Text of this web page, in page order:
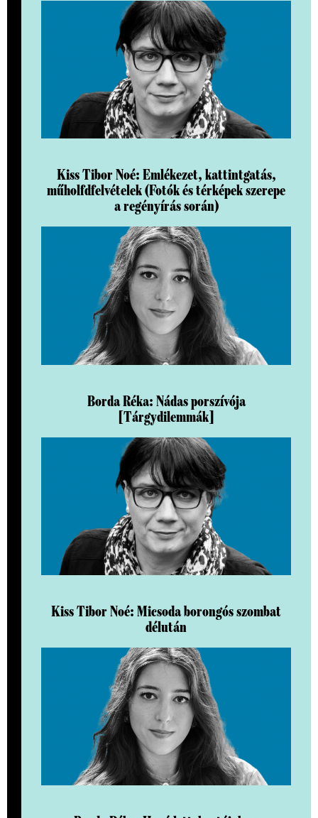
Kiss Tibor Noé: Emlékezet, kattintgatás,
műholfdfelvételek (Fotók és térképek szerepe
a regényírás során)
Borda Réka: Nádas porszívója
[Tárgydilemmák]
Kiss Tibor Noé: Micsoda borongós szombat
délután